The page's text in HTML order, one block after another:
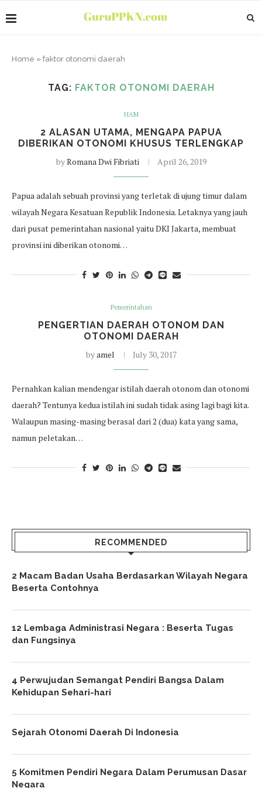
Home » faktor otonomi daerah
TAG: FAKTOR OTONOMI DAERAH
HAM
2 ALASAN UTAMA, MENGAPA PAPUA
DIBERIKAN OTONOMI KHUSUS TERLENGKAP
byRomana Dwi Fibriati April 26, 2019
Papua adalah sebuah provinsi yang terletak di ujung timur dalam
wilayah Negara Kesatuan Republik Indonesia. Letaknya yang jauh
dari pusat pemerintahan nasional yaitu DKI Jakarta, membuat
provinsi ini diberikan otonomi…
Pemerintahan
PENGERTIAN DAERAH OTONOM DAN
OTONOMI DAERAH
byamel July 30, 2017
Pernahkan kalian mendengar istilah daerah otonom dan otonomi
daerah? Tentunya kedua istilah ini sudah tidak asing lagi bagi kita.
Walaupun masing-masing berasal dari 2 (dua) kata yang sama,
namun peletakan…
RECOMMENDED
2 Macam Badan Usaha Berdasarkan Wilayah Negara
Beserta Contohnya
12 Lembaga Administrasi Negara : Beserta Tugas
dan Fungsinya
4 Perwujudan Semangat Pendiri Bangsa Dalam
Kehidupan Sehari-hari
Sejarah Otonomi Daerah Di Indonesia
5 Komitmen Pendiri Negara Dalam Perumusan Dasar
Negara